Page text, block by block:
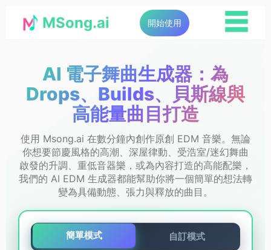
MSong.ai 開始使用 ☰
AI 電子舞曲生成器：為
Drops、Builds、貝斯線與
高能量曲目打造
使用 Msong.ai 在數分鐘內創作原創 EDM 音樂。無論
你想要節慶風格的高潮、深屋律動、受浩室/迷幻舞曲
啟發的升調、重低音器樂，或為內容打造的高能配樂，
我們的 AI EDM 生成器都能幫助你將一個簡單的想法轉
變為具備動態、張力與釋放的曲目。
簡單模式 自訂模式